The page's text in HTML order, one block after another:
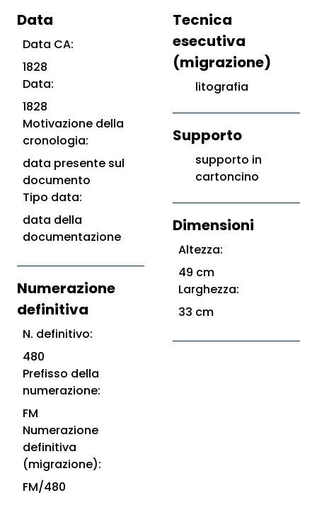
Data
Data CA:
1828
Data:
1828
Motivazione della
cronologia:
data presente sul
documento
Tipo data:
data della
documentazione
Numerazione
definitiva
N. definitivo:
480
Prefisso della
numerazione:
FM
Numerazione
definitiva
(migrazione):
FM/480
Tecnica
esecutiva
(migrazione)
litografia
Supporto
supporto in
cartoncino
Dimensioni
Altezza:
49 cm
Larghezza:
33 cm